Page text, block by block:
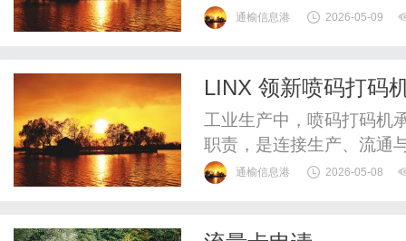
通榆信息港 2026-05-09
LINX 领新喷码打码
工业生产中，喷码打码机
职责，是连接生产、流通
品、医药、建材、物流等
通榆信息港 2026-05-08